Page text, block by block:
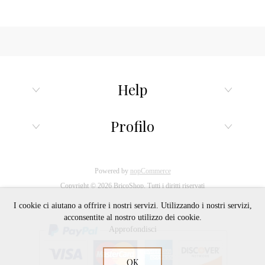
Help
Profilo
Powered by nopCommerce
Copyright © 2026 BricoShop. Tutti i diritti riservati
I cookie ci aiutano a offrire i nostri servizi. Utilizzando i nostri servizi,
acconsentite al nostro utilizzo dei cookie.
Approfondisci
OK